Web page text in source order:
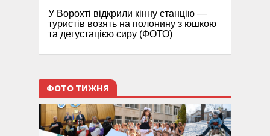
У Ворохті відкрили кінну станцію —
туристів возять на полонину з юшкою
та дегустацією сиру (ФОТО)
ФОТО ТИЖНЯ